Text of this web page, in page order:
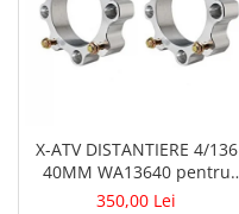
X-ATV DISTANTIERE 4/136
40MM WA13640 pentru
CAN AM
350,00 Lei